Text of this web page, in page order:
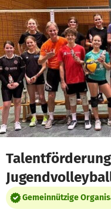
Zum Hauptinhalt
Erklärung zur
Gemeinnützige